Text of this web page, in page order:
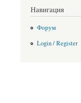
Навигация
Форум
Login / Register